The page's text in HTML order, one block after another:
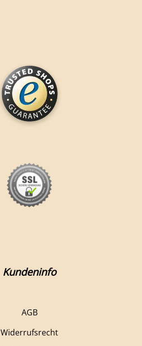
Kundeninfo
AGB
Widerrufsrecht